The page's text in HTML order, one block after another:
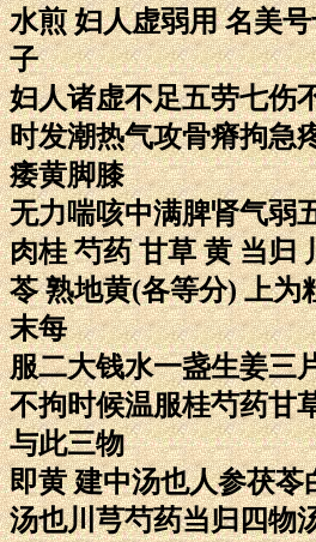
水煎 妇人虚弱用 名美
子
妇人诸虚不足五劳七伤
时发潮热气攻骨瘠拘急
痿黄脚膝
无力喘咳中满脾肾气弱
肉桂 芍药 甘草 黄 当归
苓 熟地黄(各等分) 上为
末每
服二大钱水一盏生姜三
不拘时候温服桂芍药甘
与此三物
即黄 建中汤也人参茯苓
汤也川芎芍药当归四物